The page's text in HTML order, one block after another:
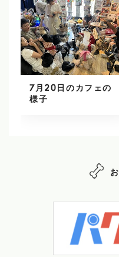
7月20日のカフェの
様子